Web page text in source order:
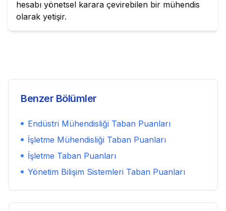
hesabı yönetsel karara çevirebilen bir mühendis
olarak yetişir.
Benzer Bölümler
Endüstri Mühendisliği Taban Puanları
İşletme Mühendisliği Taban Puanları
İşletme Taban Puanları
Yönetim Bilişim Sistemleri Taban Puanları